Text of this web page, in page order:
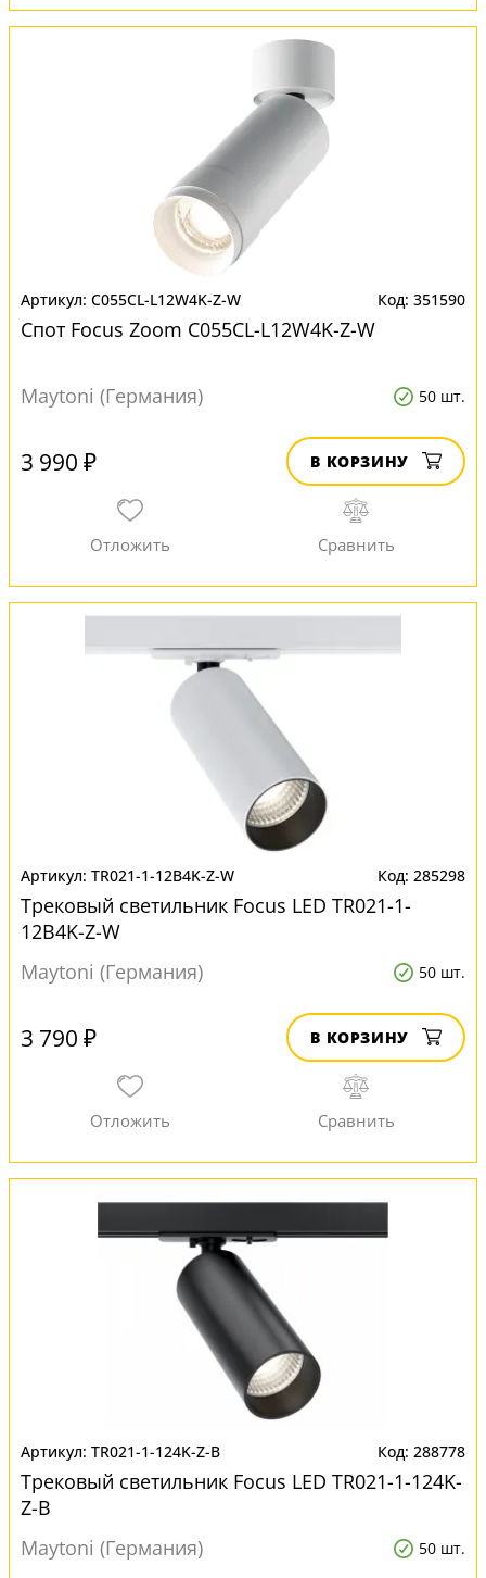
C055CL-L12W4K-Z-W 351590
Спот Focus Zoom C055CL-L12W4K-Z-W
Maytoni (Германия) 50 шт.
3 990 ₽ В КОРЗИНУ
TR021-1-12B4K-Z-W 285298
Трековый светильник Focus LED TR021-1-
12B4K-Z-W
Maytoni (Германия)
50 шт.
3 790 ₽ В КОРЗИНУ
TR021-1-124K-Z-B 288778
Трековый светильник Focus LED TR021-1-124K-
Z-B
Maytoni (Германия)
50 шт.